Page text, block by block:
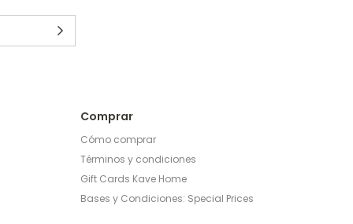
Comprar
Cómo comprar
Términos y condiciones
Gift Cards Kave Home
Bases y Condiciones: Special Prices